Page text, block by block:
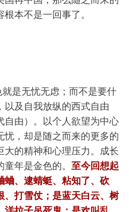
本不是一回事了。
是无忧无虑；而不是要什
及自我放纵的西式自由
自由）。以个人欲望为中心
，却是随之而来的更多的
的精神和心理压力。成长
年是金色的。
至今回想起
蛐、逮蜻蜓、粘知了、砍
、打雪仗；是蓝天白云、树